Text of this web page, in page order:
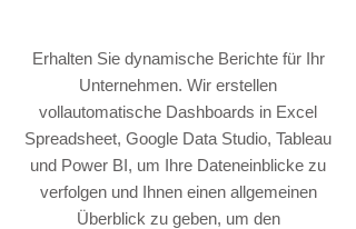
Erhalten Sie dynamische Berichte für Ihr
Unternehmen. Wir erstellen
vollautomatische Dashboards in Excel
Spreadsheet, Google Data Studio, Tableau
und Power BI, um Ihre Dateneinblicke zu
verfolgen und Ihnen einen allgemeinen
Überblick zu geben, um den